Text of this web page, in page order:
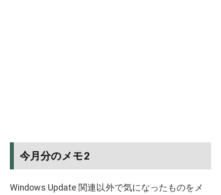
今月分のメモ2
Windows Update 関連以外で気になったものをメ